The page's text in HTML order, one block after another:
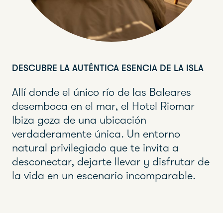
DESCUBRE LA AUTÉNTICA ESENCIA DE LA ISLA
Allí donde el único río de las Baleares
desemboca en el mar, el Hotel Riomar
Ibiza goza de una ubicación
verdaderamente única. Un entorno
natural privilegiado que te invita a
desconectar, dejarte llevar y disfrutar de
la vida en un escenario incomparable.